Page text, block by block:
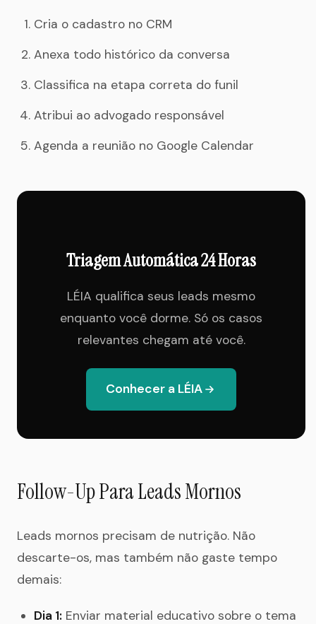
Cria o cadastro no CRM
Anexa todo histórico da conversa
Classifica na etapa correta do funil
Atribui ao advogado responsável
Agenda a reunião no Google Calendar
Triagem Automática 24 Horas
LÉIA qualifica seus leads mesmo
enquanto você dorme. Só os casos
relevantes chegam até você.
Conhecer a LÉIA
Follow-Up Para Leads Mornos
Leads mornos precisam de nutrição. Não
descarte-os, mas também não gaste tempo
demais:
Dia 1: Enviar material educativo sobre o tema